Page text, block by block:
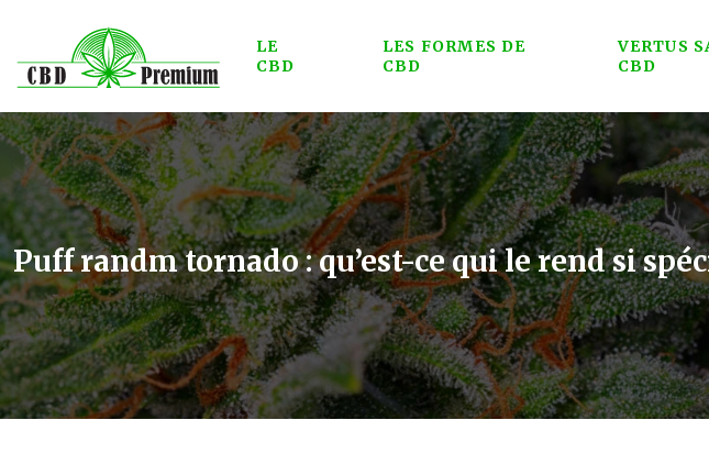
LE
CBD
LES FORMES DE
CBD
VERTUS
CBD
Puff randm tornado : qu’est-ce qui le rend si